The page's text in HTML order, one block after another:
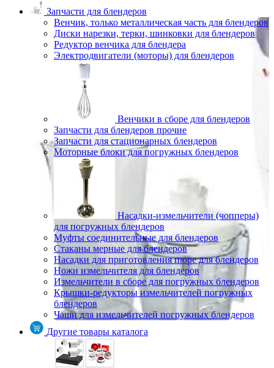
Запчасти для блендеров
Венчик, только металлическая часть для блендеров
Диски нарезки, терки, шинковки для блендеров
Редуктор венчика для блендера
Электродвигатели (моторы) для блендеров
Венчики в сборе для блендеров
Запчасти для блендеров прочие
Запчасти для стационарных блендеров
Моторные блоки для погружных блендеров
Насадки-измельчители (чопперы)
для погружных блендеров
Муфты соединительные для блендеров
Стаканы мерные для блендеров
Насадки для приготовления пюре для блендеров
Ножи измельчителя для блендеров
Измельчители в сборе для погружных блендеров
Крышки-редукторы измельчителей погружных
блендеров
Чаши для измельчителей погружных блендеров
Другие товары каталога